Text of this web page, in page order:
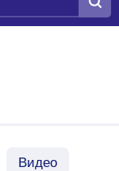
Видео